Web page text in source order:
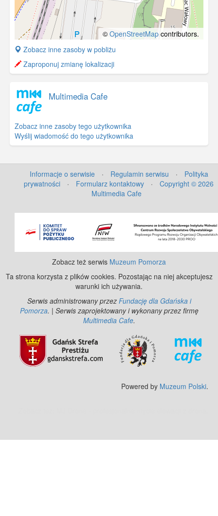
© OpenStreetMapcontributors.
+
−
Zobacz inne zasoby w pobliżu
Zaproponuj zmianę lokalizacji
Multimedia Cafe
Zobacz inne zasoby tego użytkownika
Wyślij wiadomość do tego użytkownika
Informacje o serwisie · Regulamin serwisu ·
Polityka
prywatności
· Formularz kontaktowy ·
Copyright © 2026
Multimedia Cafe
Zobacz też serwis Muzeum Pomorza
Ta strona korzysta z plików cookies. Pozostając na niej akceptujesz
warunki ich używania.
Serwis administrowany przez Fundację dla Gdańska i
Pomorza. | Serwis zaprojektowany i wykonany przez firmę
Multimedia Cafe.
Powered by Muzeum Polski.